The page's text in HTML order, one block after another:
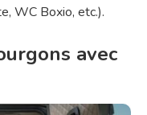
WC Boxio, etc.).
avec